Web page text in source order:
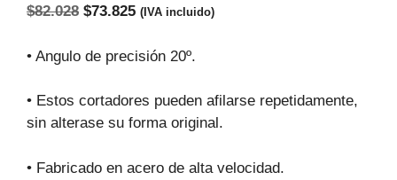
$82.028 El
original
$82.028.
$73.825El
actual
$73.825.
(IVA incluido)
• Angulo de precisión 20º.
• Estos cortadores pueden afilarse repetidamente,
sin alterase su forma original.
• Fabricado en acero de alta velocidad.